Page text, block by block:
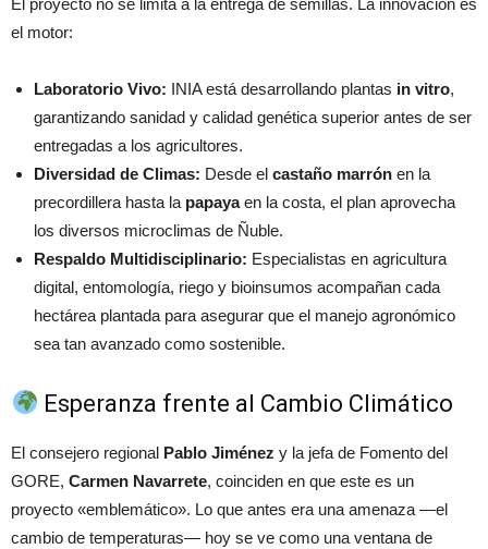
El proyecto no se limita a la entrega de semillas. La innovación es
el motor:
Laboratorio Vivo: INIA está desarrollando plantas in vitro,
garantizando sanidad y calidad genética superior antes de ser
entregadas a los agricultores.
Diversidad de Climas: Desde el castaño marrón en la
precordillera hasta la papayaen la costa, el plan aprovecha
los diversos microclimas de Ñuble.
Respaldo Multidisciplinario: Especialistas en agricultura
digital, entomología, riego y bioinsumos acompañan cada
hectárea plantada para asegurar que el manejo agronómico
sea tan avanzado como sostenible.
Esperanza frente al Cambio Climático
El consejero regional Pablo Jiménez y la jefa de Fomento del
GORE, Carmen Navarrete, coinciden en que este es un
proyecto «emblemático». Lo que antes era una amenaza —el
cambio de temperaturas— hoy se ve como una ventana de